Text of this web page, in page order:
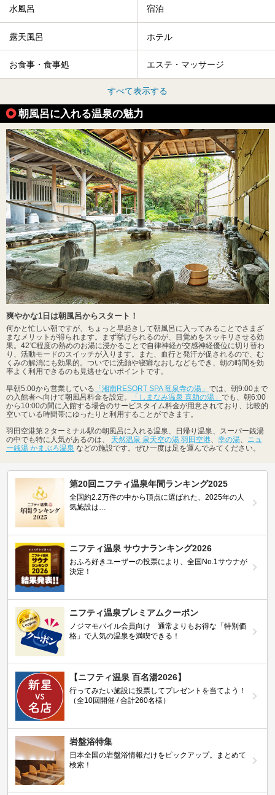
水風呂 宿泊
露天風呂 ホテル
お食事・食事処 エステ・マッサージ
すべて表示する
朝風呂に入れる温泉の魅力
爽やかな1日は朝風呂からスタート！
何かと忙しい朝ですが、ちょっと早起きして朝風呂に入ってみることでさまざ
まなメリットが得られます。まず挙げられるのが、目覚めをスッキリさせる効
果。42℃程度の熱めのお湯に浸かることで自律神経が交感神経優位に切り替わ
り、活動モードのスイッチが入ります。また、血行と発汗が促されるので、む
くみの解消にも効果的。ついでに洗顔や寝癖なおしなどもでき、朝の時間を効
率よく利用できるのも見逃せないポイントです。
早朝5:00から営業している 「湘南RESORT SPA 竜泉寺の湯」 では、朝9:00まで
の入館者へ向けて朝風呂料金を設定。
「しまなみ温泉 喜助の湯」 でも、朝6:00
から10:00の間に入館する場合のサービスタイム料金が用意されており、比較的
空いている時間帯にゆったりと利用することができます。
羽田空港第２ターミナル駅の朝風呂に入れる温泉、日帰り温泉、スーパー銭湯
の中でも特に人気があるのは、 天然温泉 泉天空の湯 羽田空港、 幸の湯、 ニュ
ー銭湯 かまぶろ温泉 などの施設です。ぜひ一度は足を運んでみてください。
第20回ニフティ温泉年間ランキング2025
全国約2.2万件の中から頂点に選ばれた、2025年の人
気施設は…
ニフティ温泉 サウナランキング2026
おふろ好きユーザーの投票により、全国No.1サウナが
決定！
ニフティ温泉プレミアムクーポン
ノジマモバイル会員向け 通常よりもお得な「特別価
格」で人気の温泉を満喫できる！
【ニフティ温泉 百名湯2026】
行ってみたい施設に投票してプレゼントを当てよう！
（全10回開催 / 合計260名様）
岩盤浴特集
日本全国の岩盤浴情報だけをピックアップ。まとめて
検索！